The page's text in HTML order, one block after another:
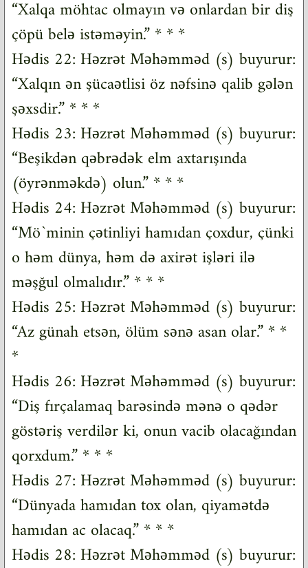
“Xalqa möhtac olmayın və onlardan bir diş
çöpü belə istəməyin.” * * *
Hədis 22: Həzrət Məhəmməd (s) buyurur:
“Xalqın ən şücaətlisi öz nəfsinə qalib gələn
şəxsdir.” * * *
Hədis 23: Həzrət Məhəmməd (s) buyurur:
“Beşikdən qəbrədək elm axtarışında
(öyrənməkdə) olun.” * * *
Hədis 24: Həzrət Məhəmməd (s) buyurur:
“Mö`minin çətinliyi hamıdan çoxdur, çünki
o həm dünya, həm də axirət işləri ilə
məşğul olmalıdır.” * * *
Hədis 25: Həzrət Məhəmməd (s) buyurur:
“Az günah etsən, ölüm sənə asan olar.” * *
*
Hədis 26: Həzrət Məhəmməd (s) buyurur:
“Diş fırçalamaq barəsində mənə o qədər
göstəriş verdilər ki, onun vacib olacağından
qorxdum.” * * *
Hədis 27: Həzrət Məhəmməd (s) buyurur:
“Dünyada hamıdan tox olan, qiyamətdə
hamıdan ac olacaq.” * * *
Hədis 28: Həzrət Məhəmməd (s) buyurur: